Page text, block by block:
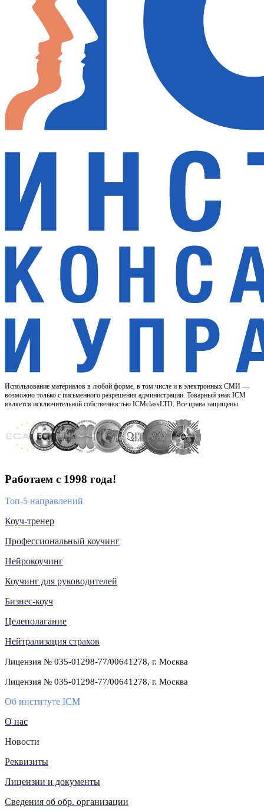
Использование материалов в любой форме, в том числе и в электронных СМИ —
возможно только с письменного разрешения администрации. Товарный знак ICM
является исключительной собственностью ICMclassLTD. Все права защищены.
Работаем с 1998 года!
Топ-5 направлений
Коуч-тренер
Профессиональный коучинг
Нейрокоучинг
Коучинг для руководителей
Бизнес-коуч
Целеполагание
Нейтрализация страхов
Лицензия № 035-01298-77/00641278, г. Москва
Лицензия № 035-01298-77/00641278, г. Москва
Об институте ICM
О нас
Новости
Реквизиты
Лицензии и документы
Сведения об обр. организации